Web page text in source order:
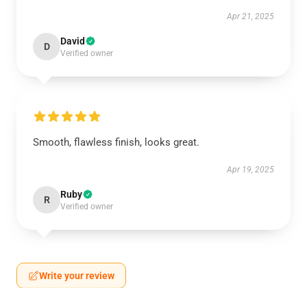
Apr 21, 2025
D David
Verified owner
Smooth, flawless finish, looks great.
Apr 19, 2025
R Ruby
Verified owner
Write your review